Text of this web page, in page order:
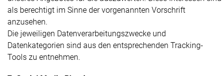
als berechtigt im Sinne der vorgenannten Vorschrift
anzusehen.
Die jeweiligen Datenverarbeitungszwecke und
Datenkategorien sind aus den entsprechenden Tracking-
Tools zu entnehmen.